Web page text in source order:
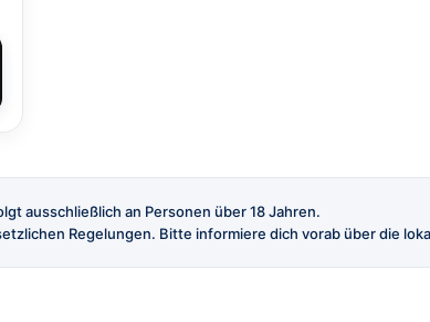
ausschließlich an Personen über 18 Jahren.
Regelungen. Bitte informiere dich vorab über die